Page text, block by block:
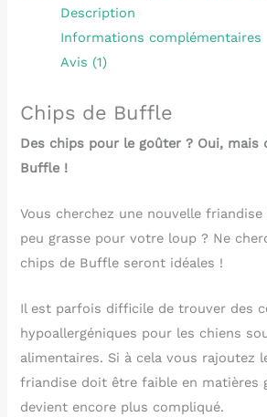
Description
Informations complémentaires
Avis (1)
Chips de Buffle
Des chips pour le goûter ? Oui, mais
Buffle !
Vous cherchez une nouvelle
peu grasse pour votre loup ? Ne
chips de Buffle seront idéales !
Il est parfois difficile de trouver des
hypoallergéniques pour les chiens
alimentaires. Si à cela vous rajoutez
friandise doit être faible en matières
devient encore plus compliqué.